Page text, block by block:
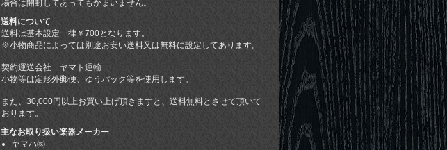
場合は開封してあってもかまいません。
送料について
送料は基本設定一律￥700となります。
※小物商品によっては別途お安い送料又は無料に設定してあります。
契約運送会社 ヤマト運輸
小物等は定形外郵便、ゆうパック等を使用します。
また、30,000円以上お買い上げ頂きますと、送料無料とさせて頂いて
おります。
主なお取り扱い楽器メーカー
ヤマハ㈱